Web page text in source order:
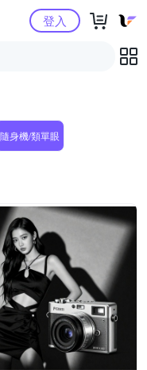
購物中心登入
隨身機/類單眼